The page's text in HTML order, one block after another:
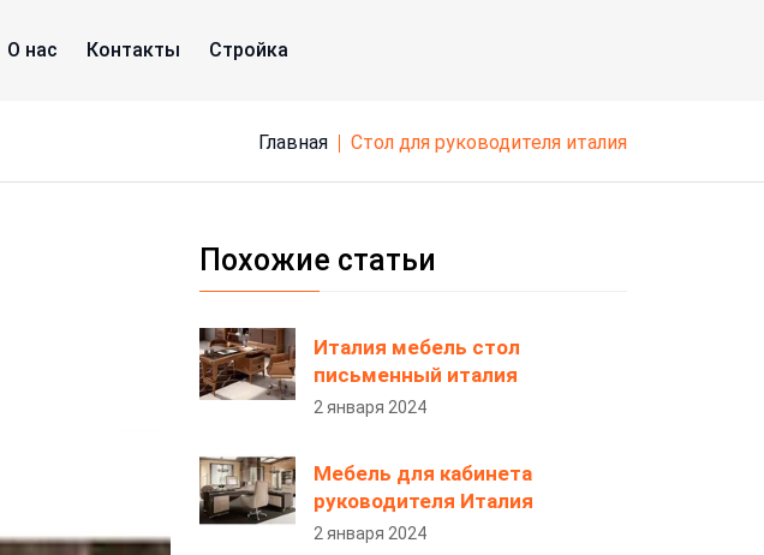
О нас Контакты Стройка
Главная стол для руководителя италия
Похожие статьи
Италия мебель стол
письменный италия
2 января 2024
Мебель для кабинета
руководителя Италия
2 января 2024